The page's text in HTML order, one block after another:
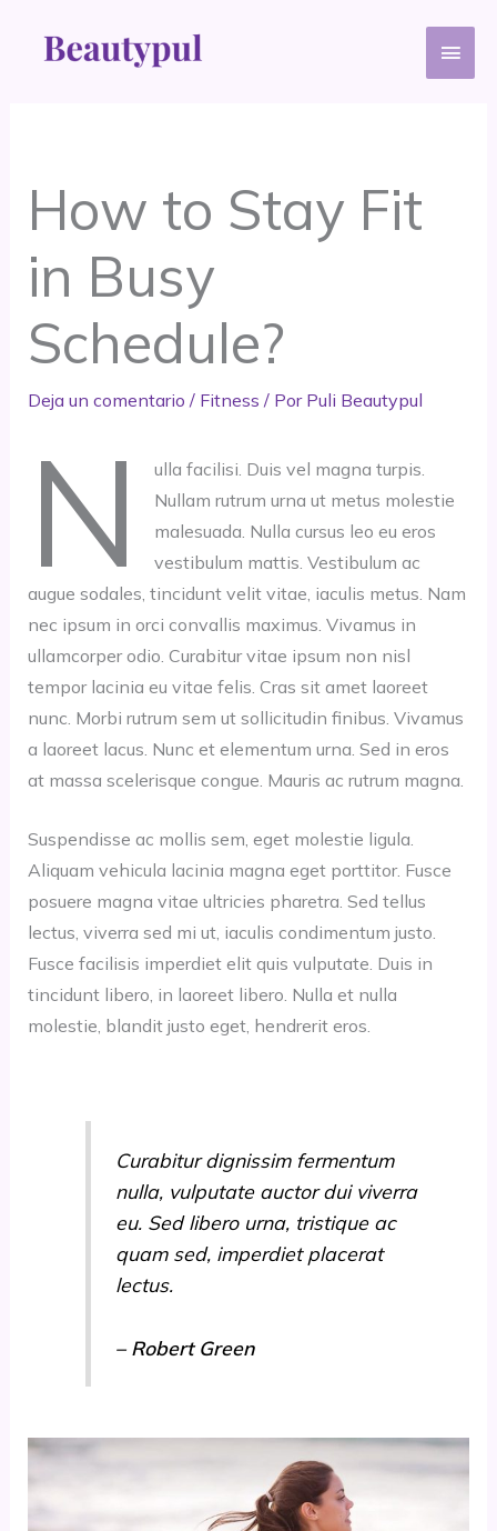
How to Stay Fit
in Busy
Schedule?
Deja un comentario / Fitness / Por Puli Beautypul
N
ulla facilisi. Duis vel magna turpis.
Nullam rutrum urna ut metus molestie
malesuada. Nulla cursus leo eu eros
vestibulum mattis. Vestibulum ac
augue sodales, tincidunt velit vitae, iaculis metus. Nam
nec ipsum in orci convallis maximus. Vivamus in
ullamcorper odio. Curabitur vitae ipsum non nisl
tempor lacinia eu vitae felis. Cras sit amet laoreet
nunc. Morbi rutrum sem ut sollicitudin finibus. Vivamus
a laoreet lacus. Nunc et elementum urna. Sed in eros
at massa scelerisque congue. Mauris ac rutrum magna.
Suspendisse ac mollis sem, eget molestie ligula.
Aliquam vehicula lacinia magna eget porttitor. Fusce
posuere magna vitae ultricies pharetra. Sed tellus
lectus, viverra sed mi ut, iaculis condimentum justo.
Fusce facilisis imperdiet elit quis vulputate. Duis in
tincidunt libero, in laoreet libero. Nulla et nulla
molestie, blandit justo eget, hendrerit eros.
Curabitur dignissim fermentum
nulla, vulputate auctor dui viverra
eu. Sed libero urna, tristique ac
quam sed, imperdiet placerat
lectus.
– Robert Green